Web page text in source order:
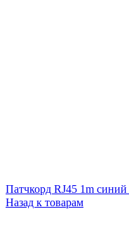
Патчкорд RJ45 1m синий
Назад к товарам